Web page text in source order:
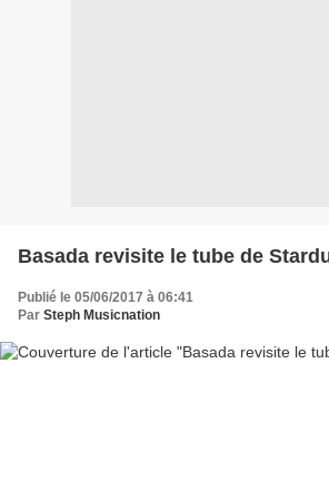
Basada revisite le tube de
Publié le 05/06/2017 à 06:41
Par Steph Musicnation